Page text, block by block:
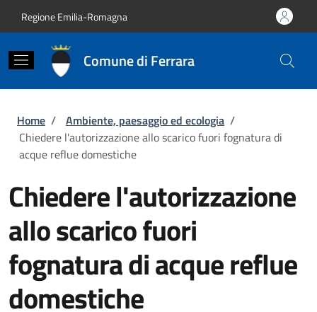
Regione Emilia-Romagna
Comune di Ferrara
Briciole di pane
Home / Ambiente, paesaggio ed ecologia /
Chiedere l'autorizzazione allo scarico fuori fognatura di
acque reflue domestiche
Chiedere l'autorizzazione
allo scarico fuori
fognatura di acque reflue
domestiche